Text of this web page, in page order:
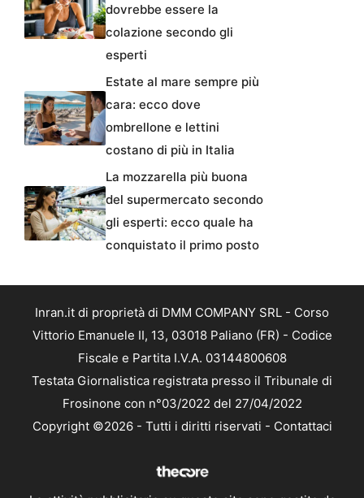
dovrebbe essere la
colazione secondo gli
esperti
Estate al mare sempre più
cara: ecco dove
ombrellone e lettini
costano di più in Italia
La mozzarella più buona
del supermercato secondo
gli esperti: ecco quale ha
conquistato il primo posto
Inran.it di proprietà di DMM COMPANY SRL - Corso
Vittorio Emanuele II, 13, 03018 Paliano (FR) - Codice
Fiscale e Partita I.V.A. 03144800608
Testata Giornalistica registrata presso il Tribunale di
Frosinone con n°03/2022 del 27/04/2022
Copyright ©2026 - Tutti i diritti riservati - Contattaci